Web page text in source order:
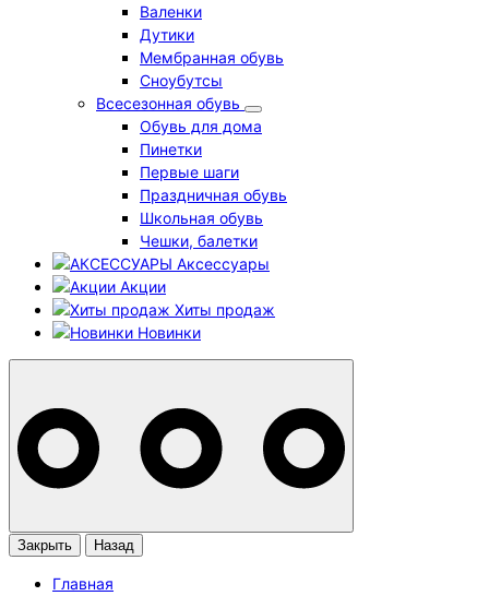
Валенки
Дутики
Мембранная обувь
Сноубутсы
Всесезонная обувь
Обувь для дома
Пинетки
Первые шаги
Праздничная обувь
Школьная обувь
Чешки, балетки
Аксессуары
Акции
Хиты продаж
Новинки
Закрыть Назад
Главная